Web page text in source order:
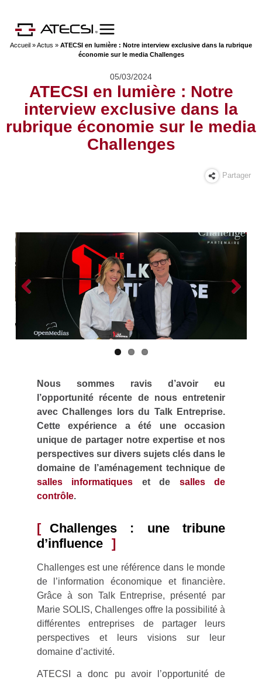
Accueil »Actus » ATECSI en lumière : Notre interview exclusive dans la rubrique
économie sur le media Challenges
05/03/2024
ATECSI en lumière : Notre
interview exclusive dans la
rubrique économie sur le media
Challenges
Nous sommes ravis d’avoir eu
l’opportunité récente de nous entretenir
avec Challenges lors du Talk Entreprise.
Cette expérience a été une occasion
unique de partager notre expertise et nos
perspectives sur divers sujets clés dans le
domaine de l’aménagement technique de
salles informatiques et de salles de
contrôle.
Challenges : une tribune
d’influence
Challenges est une référence dans le monde
de l’information économique et financière.
Grâce à son Talk Entreprise, présenté par
Marie SOLIS, Challenges offre la possibilité à
différentes entreprises de partager leurs
perspectives et leurs visions sur leur
domaine d’activité.
ATECSI a donc pu avoir l’opportunité de